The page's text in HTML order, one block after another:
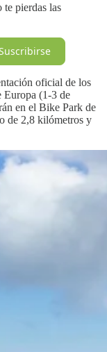
te pierdas las
oficial de los
Europa (1‑3 de
en el Bike Park de
de 2,8 kilómetros y